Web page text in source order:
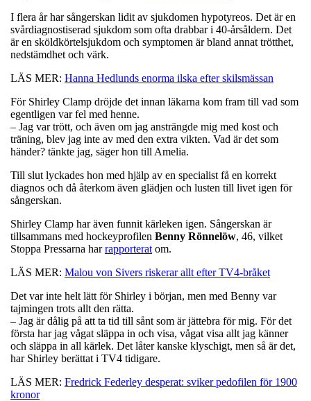
I flera år har sångerskan lidit av sjukdomen hypotyreos. Det är en
svårdiagnostiserad sjukdom som ofta drabbar i 40-årsåldern. Det
är en sköldkörtelsjukdom och symptomen är bland annat trötthet,
nedstämdhet och värk.
LÄS MER: Hanna Hedlunds enorma ilska efter skilsmässan
För Shirley Clamp dröjde det innan läkarna kom fram till vad som
egentligen var fel med henne.
– Jag var trött, och även om jag ansträngde mig med kost och
träning, blev jag inte av med den extra vikten. Vad är det som
händer? tänkte jag, säger hon till Amelia.
Till slut lyckades hon med hjälp av en specialist få en korrekt
diagnos och då återkom även glädjen och lusten till livet igen för
sångerskan.
Shirley Clamp har även funnit kärleken igen. Sångerskan är
tillsammans med hockeyprofilen Benny Rönnelöw, 46, vilket
Stoppa Pressarna harrapporterat om.
LÄS MER: Malou von Sivers riskerar allt efter TV4-bråket
Det var inte helt lätt för Shirley i början, men med Benny var
tajmingen trots allt den rätta.
– Jag är dålig på att ta tid till sånt som är jättebra för mig. För det
första har jag vågat släppa in och visa, vågat visa allt jag känner
och släppa in all kärlek. Det låter kanske klyschigt, men så är det,
har Shirley berättat i TV4 tidigare.
LÄS MER: Fredrick Federley desperat: sviker pedofilen för 1900
kronor